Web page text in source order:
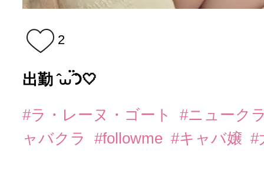
2
出勤 ̂⩊፟ ̂𐅀🤍
#ラ・レーヌ・ゴート
#ニューク
ャバクラ
#followme #キャバ嬢 #